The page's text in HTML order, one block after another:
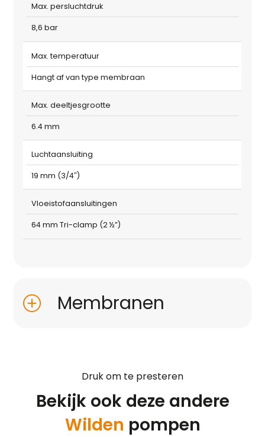
Max. persluchtdruk
8,6 bar
Max. temperatuur
Hangt af van type membraan
Max. deeltjesgrootte
6.4 mm
Luchtaansluiting
19 mm (3/4″)
Vloeistofaansluitingen
64 mm Tri-clamp (2 ½”)
Membranen
Druk om te presteren
Bekijk ook deze andere
Wilden pompen